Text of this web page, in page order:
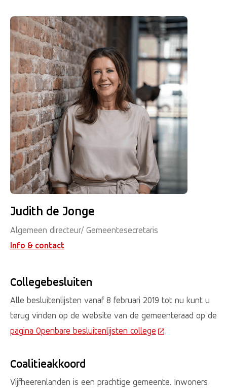
Judith de Jonge
Algemeen directeur/ Gemeentesecretaris
Info & contact
Collegebesluiten
Alle besluitenlijsten vanaf 8 februari 2019 tot nu kunt u
terug vinden op de website van de gemeenteraad op de
pagina Openbare besluitenlijsten college (Deze link gaat
.
Coalitieakkoord
Vijfheerenlanden is een prachtige gemeente. Inwoners